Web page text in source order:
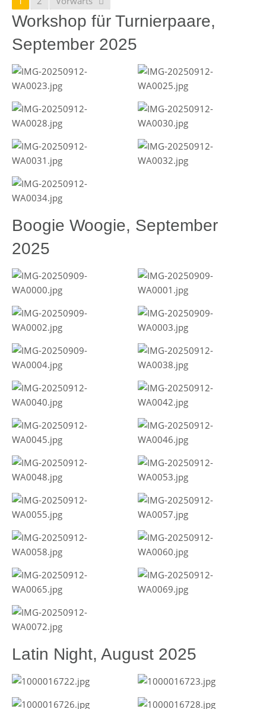
Workshop für Turnierpaare,
September 2025
Boogie Woogie, September
2025
Latin Night, August 2025